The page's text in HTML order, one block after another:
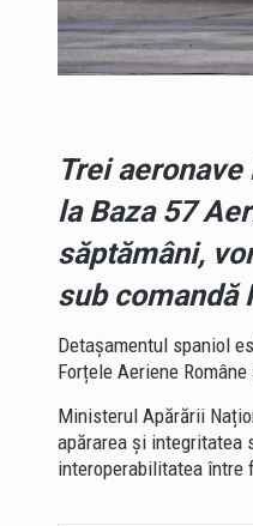
Trei
laBaza 57
săptămâni,
sub comandă
Detașamentul spaniol
Forțele Aeriene
Ministerul Apărării
apărarea și integritatea
interoperabilitatea între